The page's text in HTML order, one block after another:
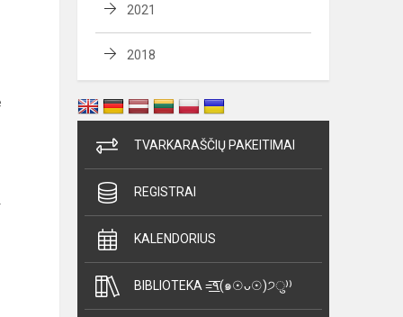
2021
2018
TVARKARAŠČIŲ PAKEITIMAI
REGISTRAI
KALENDORIUS
BIBLIOTEKA =͟͟͞͞٩(๑☉ᴗ☉)੭ु⁾⁾